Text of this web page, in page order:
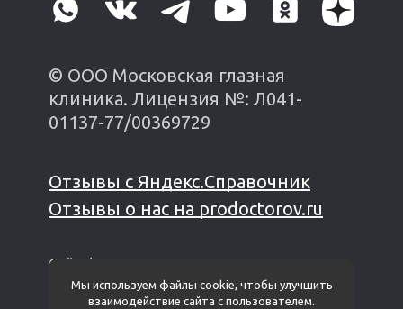
© ООО Московская глазная
клиника. Лицензия №: Л041-
01137-77/00369729
Отзывы с Яндекс.Справочник
Отзывы о нас на prodoctorov.ru
Сайт финансируется из личных средств
владельца*
Политика защиты и обработки
Мы используем файлы cookie, чтобы улучшить
взаимодействие сайта с пользователем.